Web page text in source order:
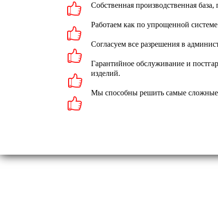
Собственная производственная
Работаем как по упрощенной
Согласуем все разрешения в
Гарантийное обслуживание и
изделий.
Мы способны решить самые